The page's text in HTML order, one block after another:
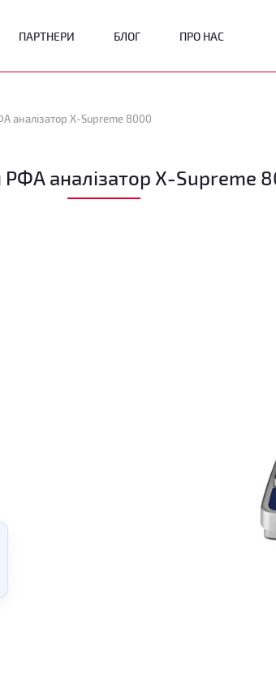
ПАРТНЕРИ БЛОГ ПРО НАС
аналізатор X-Supreme 8000
РФА аналізатор X-Supreme